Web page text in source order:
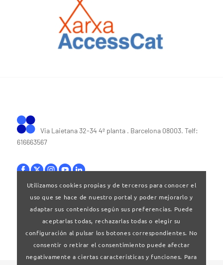
Via Laietana 32-34 4ª planta . Barcelona 08003. Telf:
616663567
Bases legales|Política de privacitat
Utilizamos cookies propias y de terceros para conocer el
uso que se hace de nuestro portal y poder mejorarlo y
adaptar sus contenidos según sus preferencias. Puede
aceptarlas todas, rechazarlas todas o elegir su
configuración al pulsar los botones correspondientes. No
consentir o retirar el consentimiento puede afectar
negativamente a ciertas características y funciones. Para